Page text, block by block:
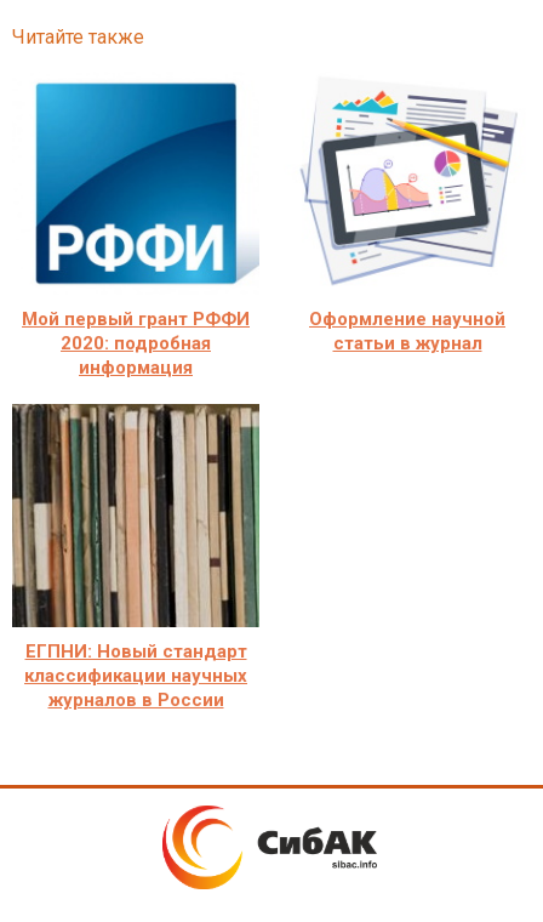
Читайте также
Мой первый грант РФФИ
2020: подробная
информация
Оформление научной
статьи в журнал
ЕГПНИ: Новый стандарт
классификации научных
журналов в России